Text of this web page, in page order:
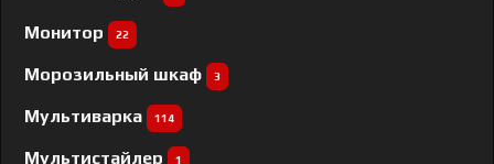
Монитор 22
Морозильный шкаф 3
Мультиварка 114
Мультистайлер 1